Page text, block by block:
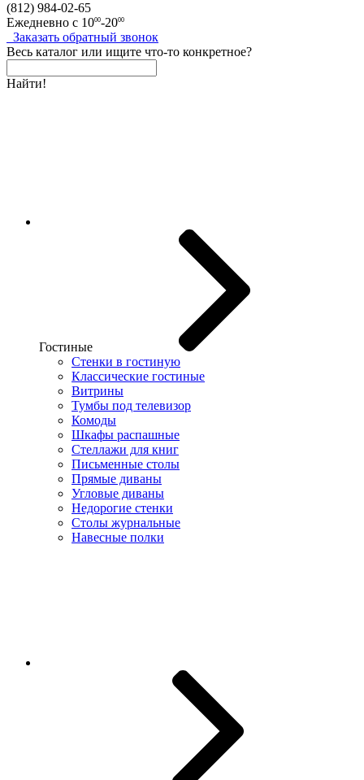
(812) 984-02-65
Ежедневно с 1000-2000
Заказать обратный звонок
Весь каталог или ищите что-то конкретное?
Найти!
Гостиные
Стенки в гостиную
Классические гостиные
Витрины
Тумбы под телевизор
Комоды
Шкафы распашные
Стеллажи для книг
Письменные столы
Прямые диваны
Угловые диваны
Недорогие стенки
Столы журнальные
Навесные полки